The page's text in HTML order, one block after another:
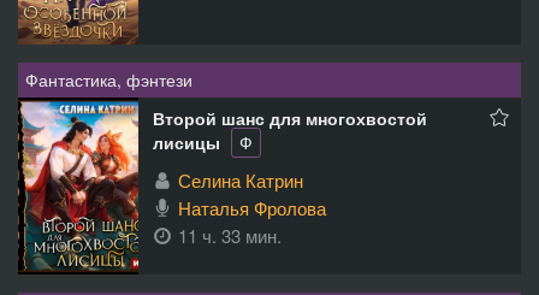
Фантастика, фэнтези
Второй шанс для многохвостой
лисицы
Ф
Селина Катрин
Наталья Фролова
11 ч. 33 мин.